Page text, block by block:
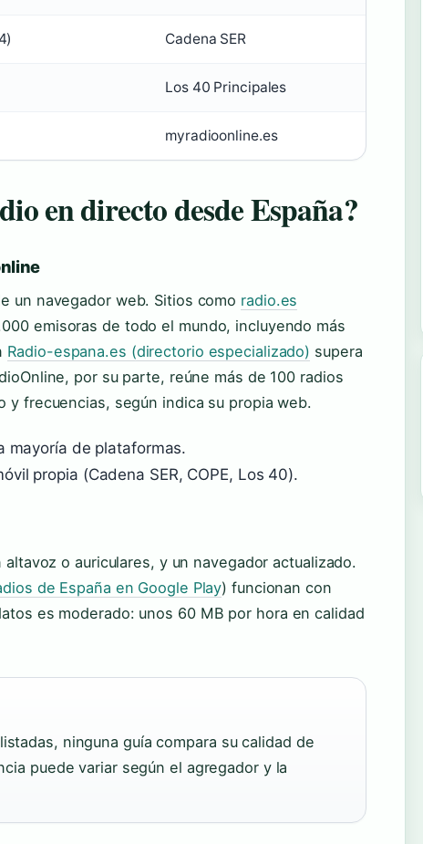
Cadena SER
Los 40 Principales
myradioonline.es
en directo desde España?
un navegador web. Sitios como radio.es
emisoras de todo el mundo, incluyendo más
Radio-espana.es (directorio especializado) supera
por su parte, reúne más de 100 radios
frecuencias, según indica su propia web.
mayoría de plataformas.
propia (Cadena SER, COPE, Los 40).
o auriculares, y un navegador actualizado.
de España en Google Play) funcionan con
es moderado: unos 60 MB por hora en calidad
ninguna guía compara su calidad de
puede variar según el agregador y la